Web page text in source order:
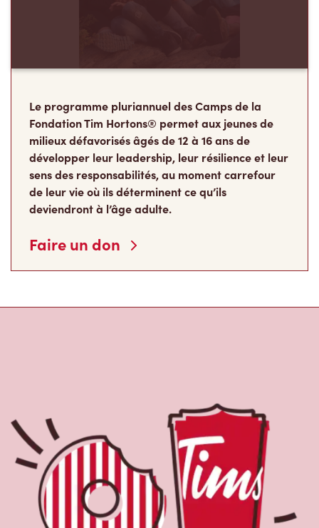
Le programme pluriannuel des Camps de la
Fondation Tim Hortons® permet aux jeunes de
milieux défavorisés âgés de 12 à 16 ans de
développer leur leadership, leur résilience et leur
sens des responsabilités, au moment carrefour
de leur vie où ils déterminent ce qu’ils
deviendront à l’âge adulte.
Faire un don